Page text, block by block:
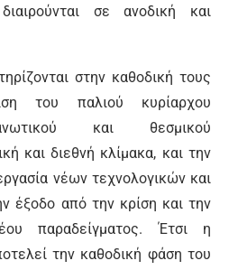
σε ανοδική και
στην καθοδική τους
του παλιού κυρίαρχου
και θεσμικού
και διεθνή κλίμακα, και την
νέων τεχνολογικών και
έξοδο από την κρίση και την
παραδείγματος. Έτσι η
την καθοδική φάση του